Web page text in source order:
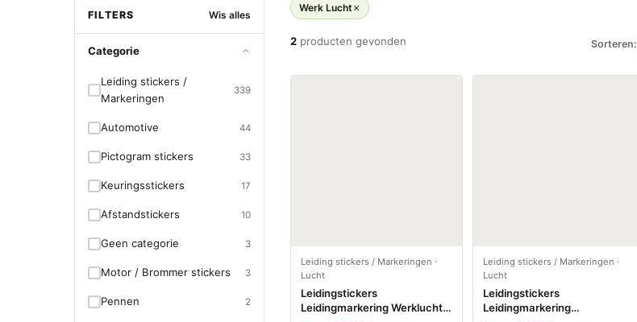
FILTERS Wis alles
Categorie
Leiding stickers /
Markeringen
339
Automotive 44
Pictogram stickers 33
Keuringsstickers 17
Afstandstickers 10
Geen categorie 3
Motor / Brommer stickers 3
Pennen 2
Werk Lucht
2 producten gevonden Sorteren:
Leiding stickers / Markeringen ·
Lucht
Leidingstickers
Leidingmarkering Werklucht
Leiding stickers / Markeringen ·
Lucht
Leidingstickers
Leidingmarkering